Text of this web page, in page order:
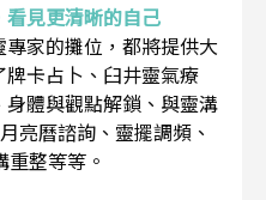
見更清晰的自己
家的攤位，都將提供大
卡占卜、臼井靈氣療
體與觀點解鎖、與靈溝
亮曆諮詢、靈擺調頻、
重整等等。